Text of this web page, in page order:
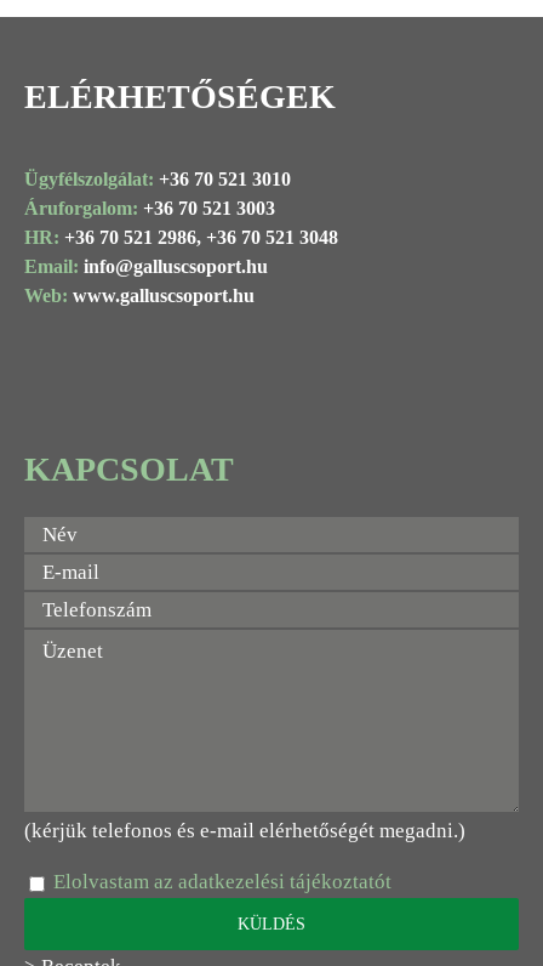
ELÉRHETŐSÉGEK
Ügyfélszolgálat: +36 70 521 3010
Áruforgalom: +36 70 521 3003
HR: +36 70 521 2986, +36 70 521 3048
Email: info@galluscsoport.hu
Web: www.galluscsoport.hu
KAPCSOLAT
(kérjük telefonos és e-mail elérhetőségét megadni.)
Elolvastam az adatkezelési tájékoztatót